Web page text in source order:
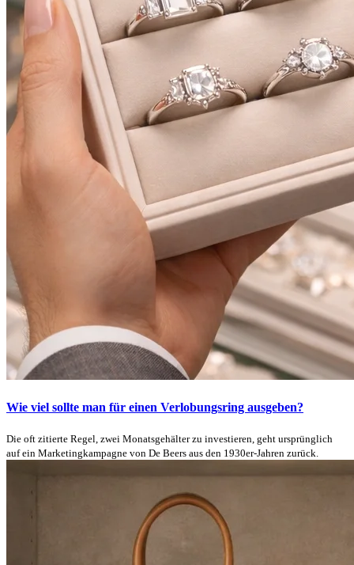
Wie viel sollte man für einen Verlobungsring ausgeben?
Die oft zitierte Regel, zwei Monatsgehälter zu investieren, geht ursprünglich
auf ein Marketingkampagne von De Beers aus den 1930er-Jahren zurück.